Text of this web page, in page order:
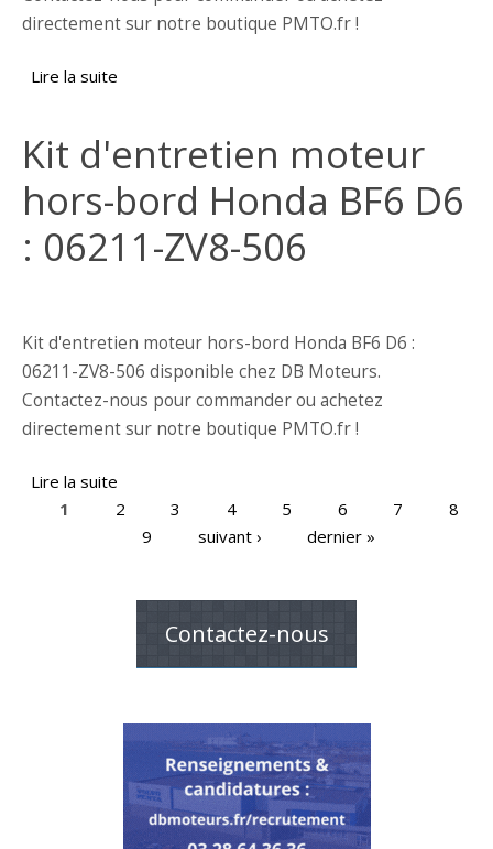
directement sur notre boutique PMTO.fr !
Lire la suite
Kit d'entretien moteur
hors-bord Honda BF6 D6
: 06211-ZV8-506
Kit d'entretien moteur hors-bord Honda BF6 D6 :
06211-ZV8-506 disponible chez DB Moteurs.
Contactez-nous pour commander ou achetez
directement sur notre boutique PMTO.fr !
Lire la suite
BF6 D6 : 06211-ZV8-506
1 2 3 4 5 6 7
8
9
suivant › dernier »
Contactez-nous